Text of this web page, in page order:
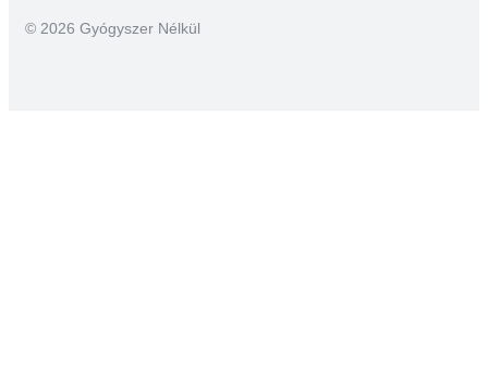
© 2026 Gyógyszer Nélkül